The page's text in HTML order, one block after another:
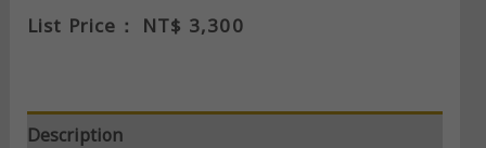
List Price： NT$ 3,300
Description